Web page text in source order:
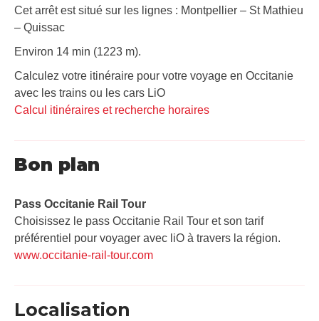
Cet arrêt est situé sur les lignes : Montpellier – St Mathieu
– Quissac
Environ 14 min (1223 m).
Calculez votre itinéraire pour votre voyage en Occitanie
avec les trains ou les cars LiO
Calcul itinéraires et recherche horaires
Bon plan
Pass Occitanie Rail Tour​
Choisissez le pass Occitanie Rail Tour et son tarif
préférentiel pour voyager avec liO à travers la région.
www.occitanie-rail-tour.com
Localisation